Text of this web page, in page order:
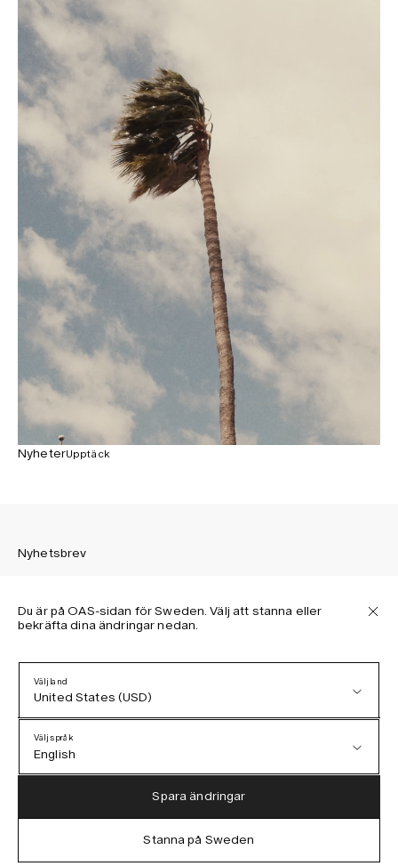
NyheterUpptäck
Nyhetsbrev
Integritetspolicy
Allmänna villkor
Tillgänglighet
Cookiepolicy
Du är på OAS-sidan för Sweden. Välj att stanna eller
bekräfta dina ändringar nedan.
Välj land
United States (USD)
Austria (EUR)
Välj språk
English
German
Spara ändringar
Stanna på Sweden